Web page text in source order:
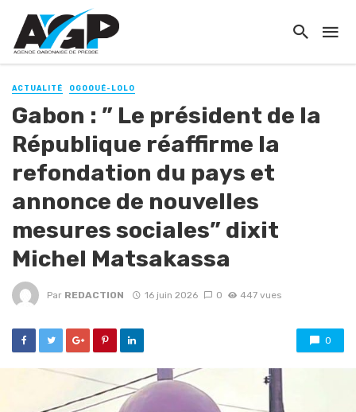
ACTUALITÉ OGOOUÉ-LOLO
Gabon : ” Le président de la
République réaffirme la
refondation du pays et
annonce de nouvelles
mesures sociales” dixit
Michel Matsakassa
Par REDACTION 16 juin 2026 0 447 vues
0